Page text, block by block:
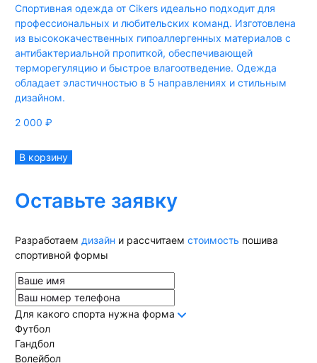
Спортивная одежда от Cikers идеально подходит для
профессиональных и любительских команд. Изготовлена
из высококачественных гипоаллергенных материалов с
антибактериальной пропиткой, обеспечивающей
терморегуляцию и быстрое влагоотведение. Одежда
обладает эластичностью в 5 направлениях и стильным
дизайном.
2 000 ₽
В корзину
Оставьте заявку
Разработаем дизайн и рассчитаем стоимость пошива
спортивной формы
Для какого спорта нужна форма
Футбол
Гандбол
Волейбол